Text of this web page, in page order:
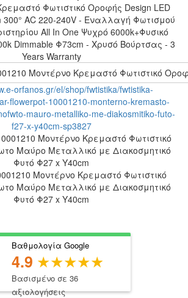
Φωτιστικό Οροφής Design LED
300° AC 220-240V - Εναλλαγή Φωτισμού
All In One Ψυχρό 6000k+Φυσικό
Dimmable Φ73cm - Χρυσό Βούρτσας - 3
Years Warranty
Μοντέρνο Κρεμαστό Φωτιστικό
Μοντέρνο Κρεμαστό Φωτιστικό
Μαύρο Μεταλλικό με Διακοσμητικό
Φυτό Φ27 x Y40cm
Βαθμολογία Google
4.9
Βασισμένο σε 36
αξιολογήσεις